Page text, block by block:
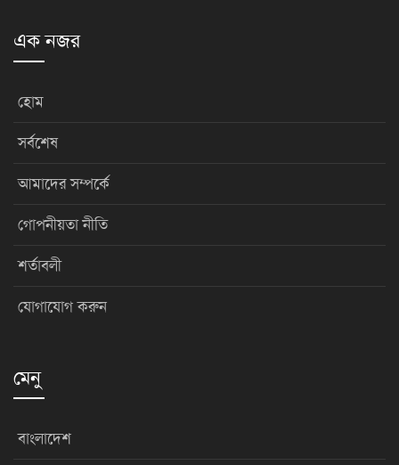
এক নজর
হোম
সর্বশেষ
আমাদের সম্পর্কে
গোপনীয়তা নীতি
শর্তাবলী
যোগাযোগ করুন
মেনু
বাংলাদেশ